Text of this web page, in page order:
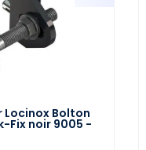
Locinox Bolton
Fix noir 9005 -
9005